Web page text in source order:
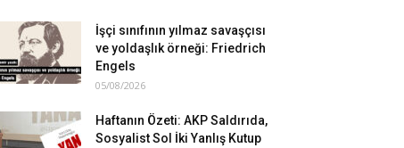
İşçi sınıfının yılmaz savaşçısı
ve yoldaşlık örneği: Friedrich
Engels
05/08/2026
Haftanın Özeti: AKP Saldırıda,
Sosyalist Sol İki Yanlış Kutup